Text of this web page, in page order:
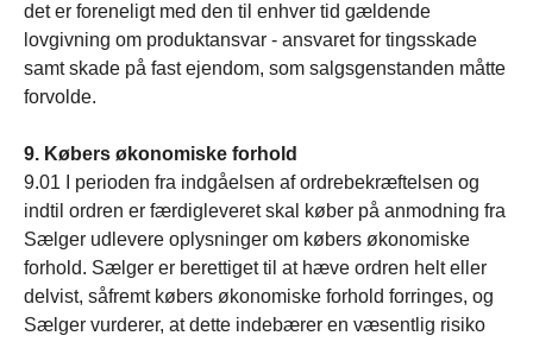
det er foreneligt med den til enhver tid gældende
lovgivning om produktansvar - ansvaret for tingsskade
samt skade på fast ejendom, som salgsgenstanden måtte
forvolde.
9. Købers økonomiske forhold
9.01 I perioden fra indgåelsen af ordrebekræftelsen og
indtil ordren er færdigleveret skal køber på anmodning fra
Sælger udlevere oplysninger om købers økonomiske
forhold. Sælger er berettiget til at hæve ordren helt eller
delvist, såfremt købers økonomiske forhold forringes, og
Sælger vurderer, at dette indebærer en væsentlig risiko